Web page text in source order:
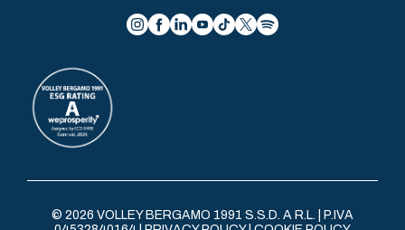
© 2026 VOLLEY BERGAMO 1991 S.S.D. A R.L. | P.IVA